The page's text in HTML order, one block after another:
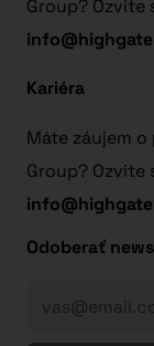
Group? Ozvite
Kariéra
Máte záujem
Group? Ozvite
Odoberať